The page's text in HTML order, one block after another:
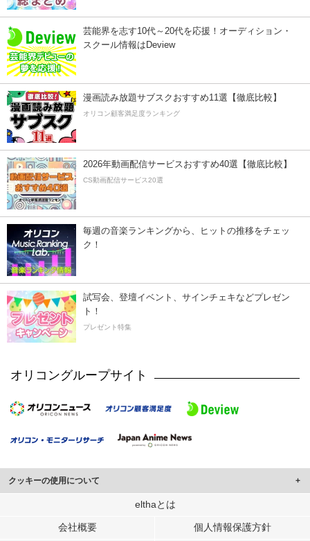
芸能界を志す10代～20代を応援！オーディション・
スクール情報はDeview
漫画読み放題サブスクおすすめ11選【徹底比較】
オリコン顧客満足度ランキング
2026年動画配信サービスおすすめ40選【徹底比較】
CS動画配信サービス20選
毎週の音楽ランキングから、ヒットの推移をチェッ
ク！
試写会、登壇イベント、サインチェキなどプレゼン
ト！
プレゼント特集
オリコングループサイト
クッキーの使用について
このサイトでは Cookie を使用して、ユーザーに合わせたコンテンツや広告の
行っています。
elthaとは
会社概要 個人情報保護方針